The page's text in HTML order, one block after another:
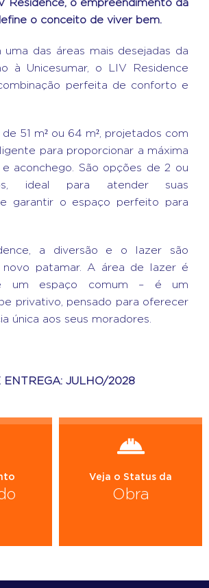
Residence, o empreendimento da
o conceito de viver bem.
uma das áreas mais desejadas da
à Unicesumar, o LIV Residence
perfeita de conforto e
51 m² ou 64 m², projetados com
para proporcionar a máxima
e aconchego. São opções de 2 ou
ideal para atender suas
e garantir o espaço perfeito para
a diversão e o lazer são
novo patamar. A área de lazer é
um espaço comum – é um
privativo, pensado para oferecer
única aos seus moradores.
ENTREGA: JULHO/2028
Veja o Status da
Obra